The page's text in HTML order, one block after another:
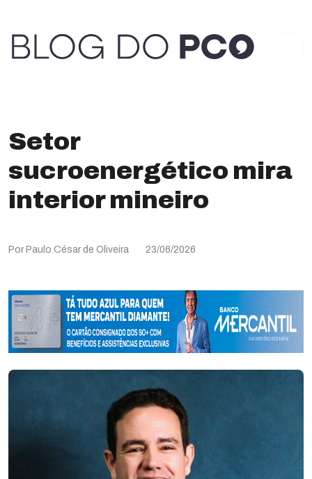
Setor
sucroenergético mira
interior mineiro
Por Paulo César de Oliveira 23/06/2026